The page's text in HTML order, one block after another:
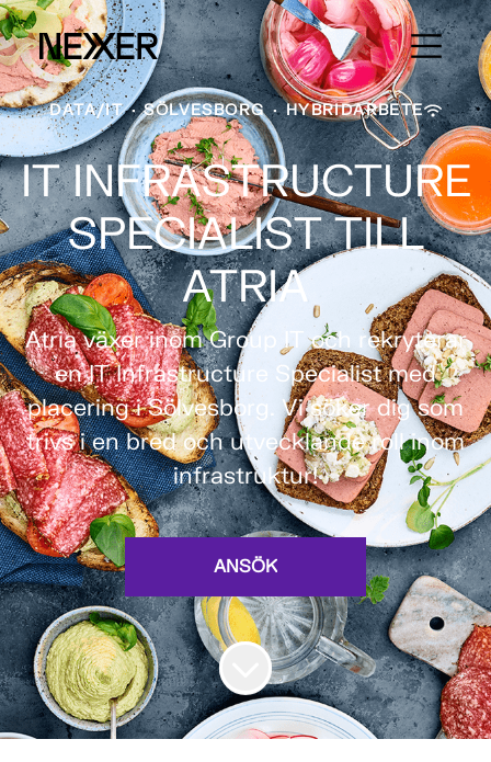
DATA/IT · SÖLVESBORG · HYBRIDARBETE
IT INFRASTRUCTURE
SPECIALIST TILL
ATRIA
Atria växer inom Group IT och rekryterar
en IT Infrastructure Specialist med
placering i Sölvesborg. Vi söker dig som
trivs i en bred och utvecklande roll inom
infrastruktur!
ANSÖK